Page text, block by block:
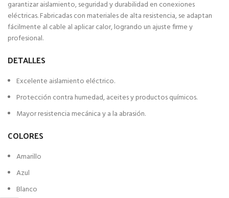
garantizar aislamiento, seguridad y durabilidad en conexiones
eléctricas. Fabricadas con materiales de alta resistencia, se adaptan
fácilmente al cable al aplicar calor, logrando un ajuste firme y
profesional.
DETALLES
Excelente aislamiento eléctrico.
Protección contra humedad, aceites y productos químicos.
Mayor resistencia mecánica y a la abrasión.
COLORES
Amarillo
Azul
Blanco